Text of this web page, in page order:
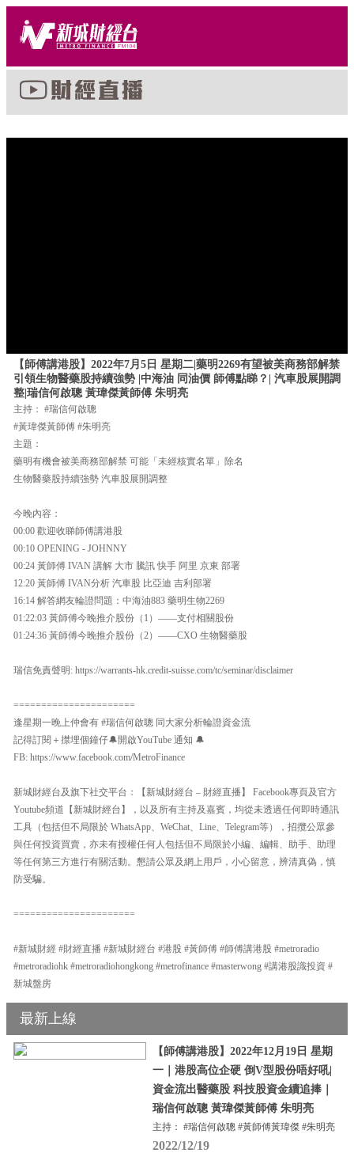
【師傅講港股】2022年7月5日 星期二|藥明2269有望被美商務部解禁
引領生物醫藥股持續強勢 |中海油 同油價 師傅點睇？| 汽車股展開調
整|瑞信何啟聰 黃瑋傑黃師傅 朱明亮
主持： #瑞信何啟聰
#黃瑋傑黃師傅 #朱明亮
主題：
藥明有機會被美商務部解禁 可能「未經核實名單」除名
生物醫藥股持續強勢 汽車股展開調整
今晚內容：
00:00 歡迎收睇師傅講港股
00:10 OPENING - JOHNNY
00:24 黃師傅 IVAN 講解 大市 騰訊 快手 阿里 京東 部署
12:20 黃師傅 IVAN分析 汽車股 比亞迪 吉利部署
16:14 解答網友輪證問題：中海油883 藥明生物2269
01:22:03 黃師傅今晚推介股份（1）——支付相關股份
01:24:36 黃師傅今晚推介股份（2）——CXO 生物醫藥股
瑞信免責聲明: https://warrants-hk.credit-suisse.com/tc/seminar/disclaimer
======================
逢星期一晚上仲會有 #瑞信何啟聰 同大家分析輪證資金流
記得訂閱＋㩒埋個鐘仔🔔開啟YouTube 通知 🔔
FB: https://www.facebook.com/MetroFinance
新城財經台及旗下社交平台：【新城財經台 – 財經直播】 Facebook專頁及官方
Youtube頻道【新城財經台】，以及所有主持及嘉賓，均從未透過任何即時通訊
工具（包括但不局限於 WhatsApp、WeChat、Line、Telegram等），招攬公眾參
與任何投資買賣，亦未有授權任何人包括但不局限於小編、編輯、助手、助理
等任何第三方進行有關活動。懇請公眾及網上用戶，小心留意，辨清真偽，慎
防受騙。
======================
#新城財經 #財經直播 #新城財經台 #港股 #黃師傅 #師傅講港股 #metroradio
#metroradiohk #metroradiohongkong #metrofinance #masterwong #講港股識投資 #
新城盤房
最新上線
【師傅講港股】2022年12月19日 星期
一｜港股高位企硬 倒V型股份唔好吼|
資金流出醫藥股 科技股資金續追捧｜
瑞信何啟聰 黃瑋傑黃師傅 朱明亮
主持： #瑞信何啟聰 #黃師傅黃瑋傑 #朱明亮
2022/12/19